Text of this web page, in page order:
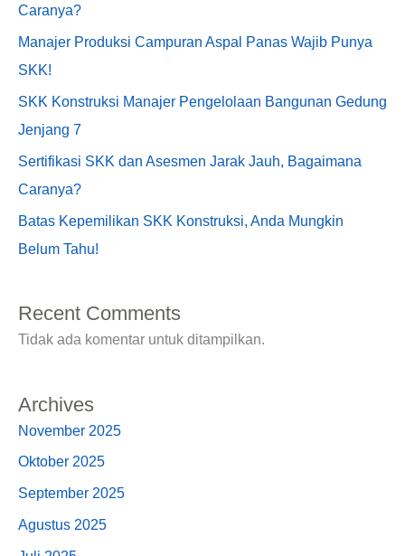
Caranya?
Manajer Produksi Campuran Aspal Panas Wajib Punya
SKK!
SKK Konstruksi Manajer Pengelolaan Bangunan Gedung
Jenjang 7
Sertifikasi SKK dan Asesmen Jarak Jauh, Bagaimana
Caranya?
Batas Kepemilikan SKK Konstruksi, Anda Mungkin
Belum Tahu!
Recent Comments
Tidak ada komentar untuk ditampilkan.
Archives
November 2025
Oktober 2025
September 2025
Agustus 2025